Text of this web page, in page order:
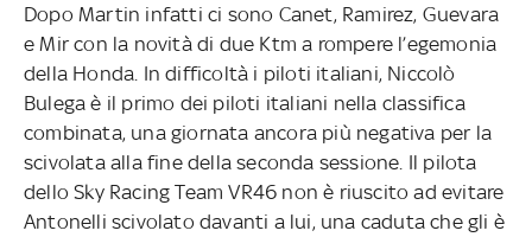
Dopo Martin infatti ci sono Canet, Ramirez, Guevara
e Mir con la novità di due Ktm a rompere l’egemonia
della Honda. In difficoltà i piloti italiani, Niccolò
Bulega è il primo dei piloti italiani nella classifica
combinata, una giornata ancora più negativa per la
scivolata alla fine della seconda sessione. Il pilota
dello Sky Racing Team VR46 non è riuscito ad evitare
Antonelli scivolato davanti a lui, una caduta che gli è